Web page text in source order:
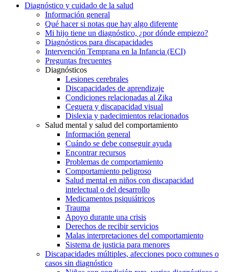
Diagnóstico y cuidado de la salud
Información general
Qué hacer si notas que hay algo diferente
Mi hijo tiene un diagnóstico, ¿por dónde empiezo?
Diagnósticos para discapacidades
Intervención Temprana en la Infancia (ECI)
Preguntas frecuentes
Diagnósticos
Lesiones cerebrales
Discapacidades de aprendizaje
Condiciones relacionadas al Zika
Ceguera y discapacidad visual
Dislexia y padecimientos relacionados
Salud mental y salud del comportamiento
Información general
Cuándo se debe conseguir ayuda
Encontrar recursos
Problemas de comportamiento
Comportamiento peligroso
Salud mental en niños con discapacidad
intelectual o del desarrollo
Medicamentos psiquiátricos
Trauma
Apoyo durante una crisis
Derechos de recibir servicios
Malas interpretaciones del comportamiento
Sistema de justicia para menores
Discapacidades múltiples, afecciones poco comunes o
casos sin diagnóstico